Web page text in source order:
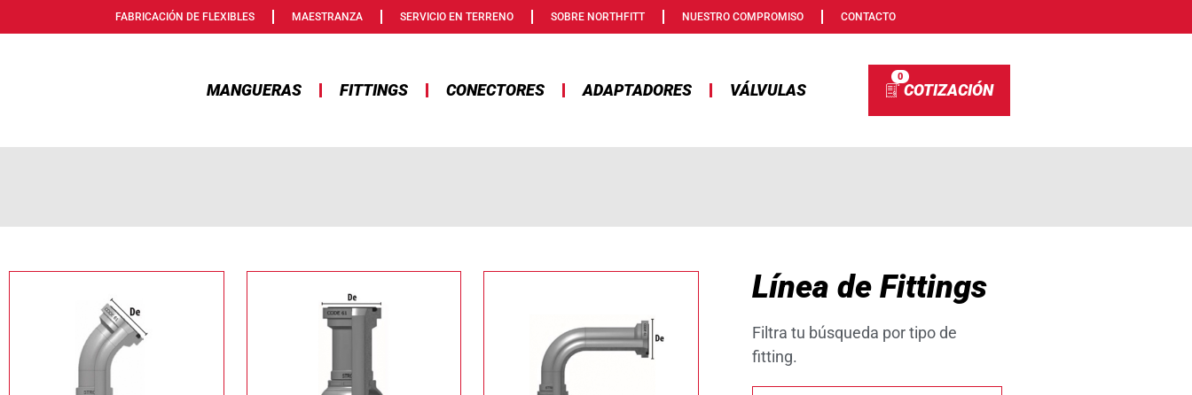
FABRICACIÓN DE FLEXIBLES MAESTRANZA SERVICIO EN TERRENO SOBRE NORTHFITT NUESTRO COMPROMISO CONTACTO
MANGUERAS FITTINGS CONECTORES ADAPTADORES VÁLVULAS
0
Línea de Fittings
Filtra tu búsqueda por tipo de
fitting.